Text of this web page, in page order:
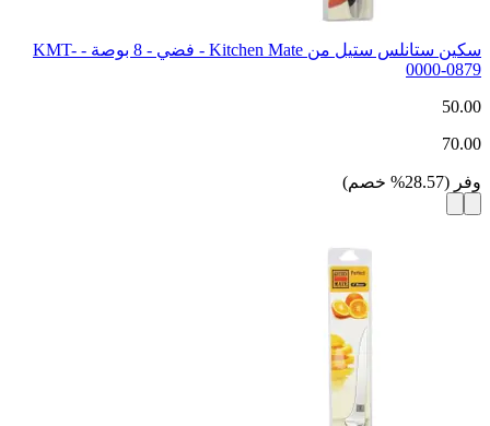
سكين ستانلس ستيل من Kitchen Mate - فضي - 8 بوصة - KMT-
0000-0879
50.00
70.00
وفر (
28.57
% خصم)